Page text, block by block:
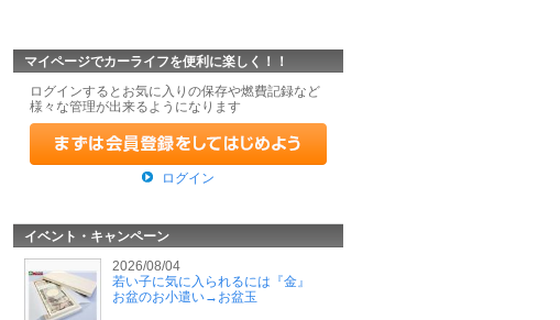
マイページでカーライフを便利に楽しく！！
ログインするとお気に入りの保存や燃費記録など
様々な管理が出来るようになります
ログイン
イベント・キャンペーン
2026/08/04
若い子に気に入られるには『金』
お盆のお小遣い→お盆玉